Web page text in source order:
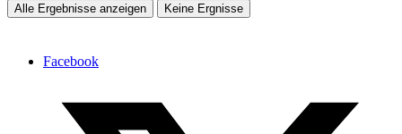
Alle Ergebnisse anzeigen Keine Ergnisse
Facebook